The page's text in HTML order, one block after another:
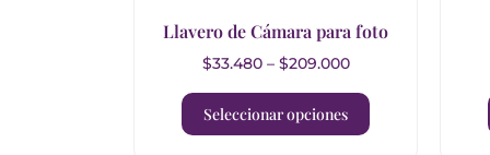
Llavero de Cámara para foto
$33.480– $209.000
Seleccionar opciones